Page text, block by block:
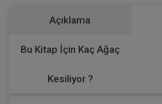
Açıklama
Bu Kitap İçin Kaç Ağaç
Kesiliyor ?